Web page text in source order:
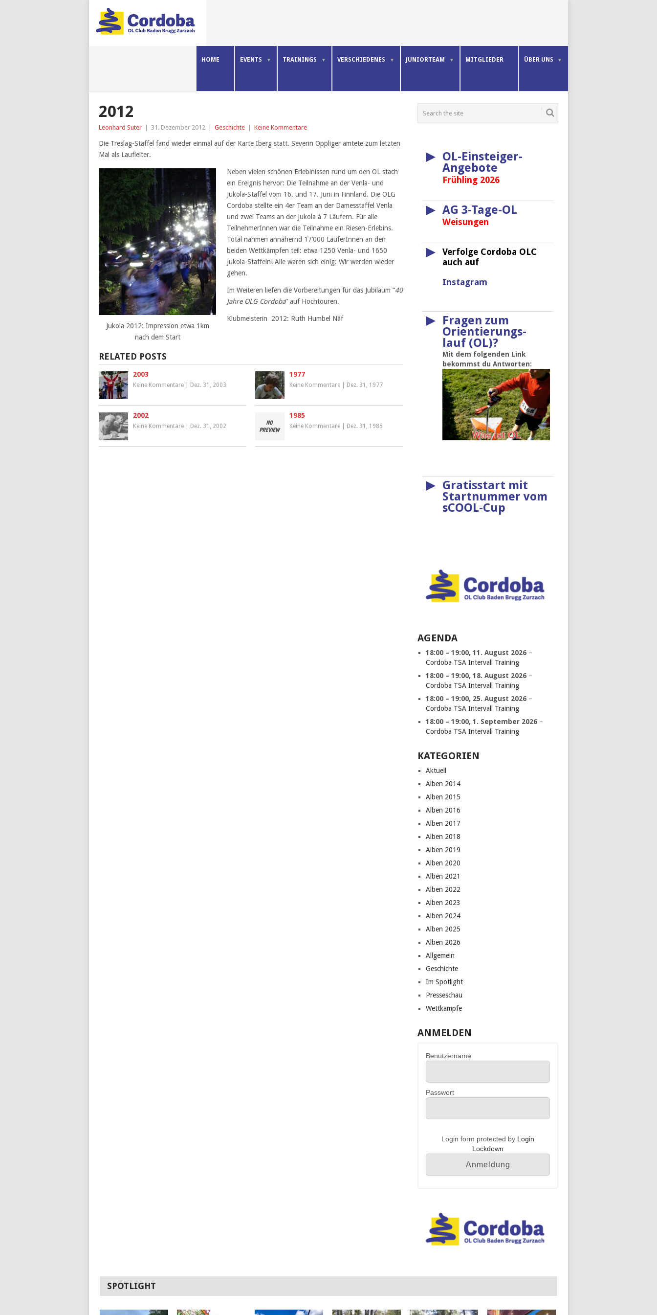
HOME EVENTS TRAININGS VERSCHIEDENES JUNIORTEAM MITGLIEDER ÜBER UNS
2012
Leonhard Suter 31. Dezember 2012 Geschichte Keine Kommentare
Die Treslag-Staffel fand wieder einmal auf der Karte Iberg statt. Severin Oppliger amtete zum letzten
Mal als Laufleiter.
Jukola 2012: Impression etwa 1km
nach dem Start
Neben vielen schönen Erlebinissen rund um den OL stach
ein Ereignis hervor: Die Teilnahme an der Venla- und
Jukola-Staffel vom 16. und 17. Juni in Finnland. Die OLG
Cordoba stellte ein 4er Team an der Damesstaffel Venla
und zwei Teams an der Jukola à 7 Läufern. Für alle
TeilnehmerInnen war die Teilnahme ein Riesen-Erlebins.
Total nahmen annähernd 17’000 LäuferInnen an den
beiden Wettkämpfen teil: etwa 1250 Venla- und 1650
Jukola-Staffeln! Alle waren sich einig: Wir werden wieder
gehen.
Im Weiteren liefen die Vorbereitungen für das Jubiläum “40
Jahre OLG Cordoba” auf Hochtouren.
Klubmeisterin 2012: Ruth Humbel Näf
RELATED POSTS
2003
Keine Kommentare Dez. 31, 2003
1977
Keine Kommentare Dez. 31, 1977
2002
Keine Kommentare Dez. 31, 2002
1985
Keine Kommentare Dez. 31, 1985
▶
OL-Einsteiger-
Angebote
Frühling 2026
▶ AG 3-Tage-OL
Weisungen
▶
Verfolge Cordoba OLC
auch auf
Instagram
▶
Fragen zum
Orientierungs-
lauf (OL)?
Mit dem folgenden Link
bekommst du Antworten:
▶
Gratisstart mit
Startnummer vom
sCOOL-Cup
AGENDA
18:00 – 19:00,11. August 2026 –
Cordoba TSA Intervall Training
18:00 – 19:00,18. August 2026 –
Cordoba TSA Intervall Training
18:00 – 19:00, 25. August 2026 –
Cordoba TSA Intervall Training
18:00 – 19:00,1. September 2026 –
Cordoba TSA Intervall Training
KATEGORIEN
Aktuell
Alben 2014
Alben 2015
Alben 2016
Alben 2017
Alben 2018
Alben 2019
Alben 2020
Alben 2021
Alben 2022
Alben 2023
Alben 2024
Alben 2025
Alben 2026
Allgemein
Geschichte
Im Spotlight
Presseschau
Wettkämpfe
ANMELDEN
Benutzername
Passwort
Login form protected by Login
Lockdown
SPOTLIGHT